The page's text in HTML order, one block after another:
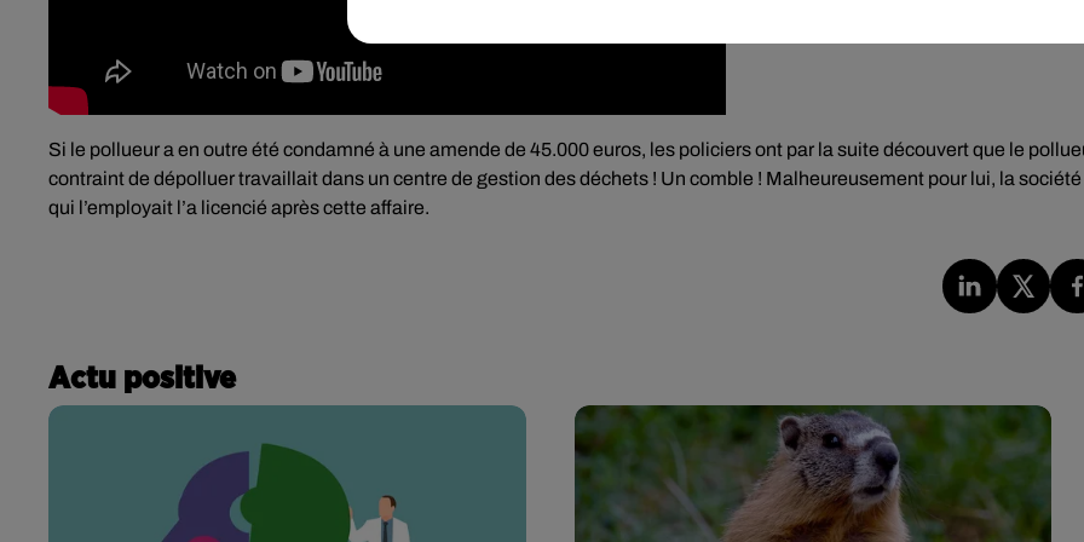
Si le pollueur a en outre été condamné à une amende de 45.000 euros, les policiers ont par la suite découvert que le
contraint de dépolluer travaillaitdans un centre de gestion des déchets ! Un comble ! Malheureusement pour lui, la société
qui l’employait l’a licencié après cette affaire.
Actu positive